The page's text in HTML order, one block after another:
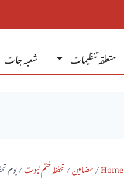
متعلقہ تنظیمات شعبہ جات
Home
/مضامین/تحفظ ختم نبوت/یوم